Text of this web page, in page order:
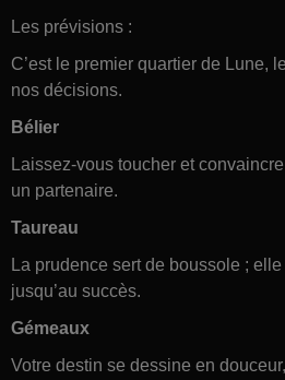
Les prévisions :
C’est le premier quartier de Lune,
nos décisions.
Bélier
Laissez-vous toucher et
un partenaire.
Taureau
La prudence sert de boussole ;
jusqu’au succès.
Gémeaux
Votre destin se dessine en